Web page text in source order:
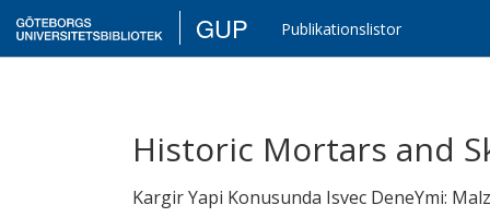
GUP Publikationslistor
Historic Mortars and
Kargir Yapi Konusunda Isvec DeneYmi: